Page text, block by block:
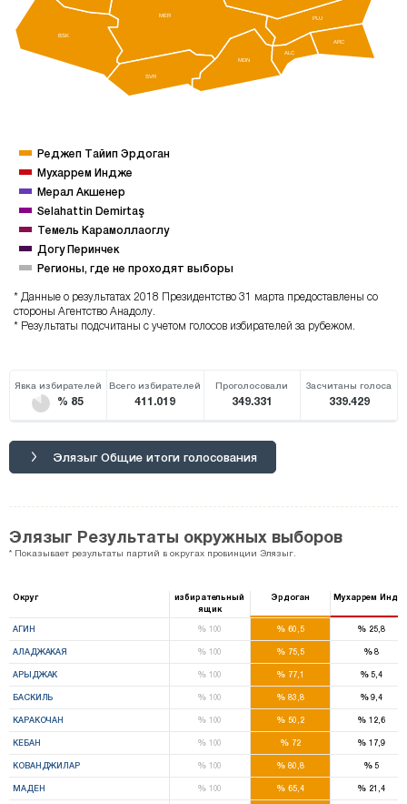
BSK
MER
MDN
PLU
SVR
ARC
ALC
Реджеп Тайип Эрдоган
Мухаррем Индже
Мерал Акшенер
Selahattin Demirtaş
Темель Карамоллаоглу
Догу Перинчек
Регионы, где не проходят выборы
* Данные о результатах 2018 Президентство 31 марта предоставлены со
стороны Агентство Анадолу.
* Результаты подсчитаны с учетом голосов избирателей за рубежом.
Явка избирателей
% 85
Всего избирателей
411.019
Проголосовали
349.331
Засчитаны голоса
339.429
Элязыг Общие итоги голосования
Элязыг Результаты окружных выборов
* Показывает результаты партий в округах провинции Элязыг.
Округ
избирательный
ящик
Эрдоган Мухаррем
АГИН %100 % 60,5 % 25,8
АЛАДЖАКАЯ %100 % 75,5 %8
АРЫДЖАК %100 % 77,1 %5,4
БАСКИЛЬ %100 % 83,8 %9,4
КАРАКОЧАН %100 % 50,2 % 12,6
КЕБАН %100 % 72 % 17,9
КОВАНДЖИЛАР %100 % 80,8 %5
МАДЕН %100 % 65,4 % 21,4